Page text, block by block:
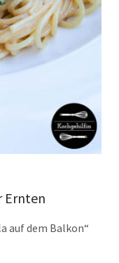
Ernten
auf dem Balkon“